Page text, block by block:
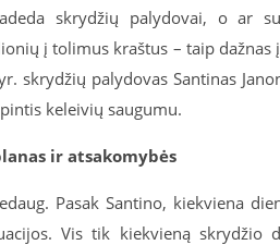
skrydžių palydovai, o ar
į tolimus kraštus – taip
skrydžių palydovas Santinas
keleivių saugumu.
ir atsakomybės
Pasak Santino, kiekviena
Vis tik kiekvieną skrydžio